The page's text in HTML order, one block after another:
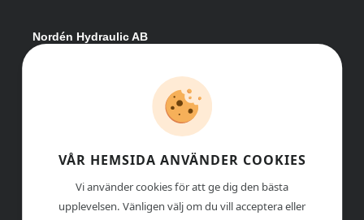
Nordén Hydraulic AB
info@nordenhydraulic.se
Org-nr: 556531-8424
VÅR HEMSIDA ANVÄNDER COOKIES
Vi använder cookies för att ge dig den bästa
upplevelsen. Vänligen välj om du vill acceptera eller